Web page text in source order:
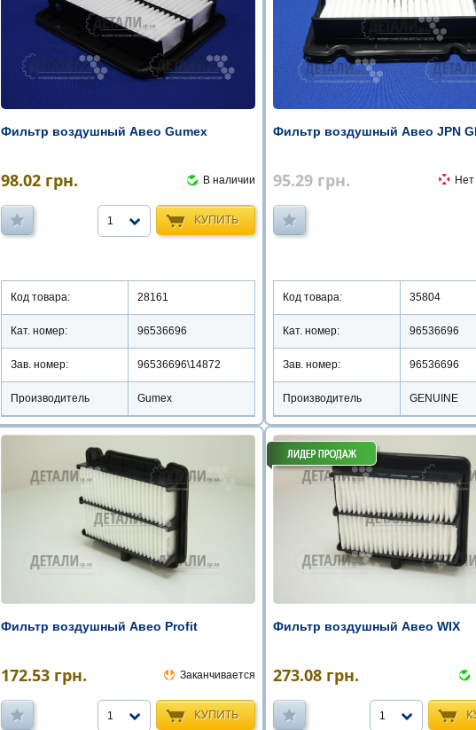
Фильтр воздушный Авео Gumex
98.02 грн. В наличии
КУПИТЬ
1
Код товара: 28161
Кат. номер: 96536696
Зав. номер: 96536696\14872
Производитель Gumex
Фильтр воздушный Авео JPN
95.29 грн. Нет
Код товара: 35804
Кат. номер: 96536696
Зав. номер: 96536696
Производитель GENUINE
Фильтр воздушный Авео Profit
172.53 грн. Заканчивается
КУПИТЬ
1
Фильтр воздушный Авео WIX
273.08 грн.
1